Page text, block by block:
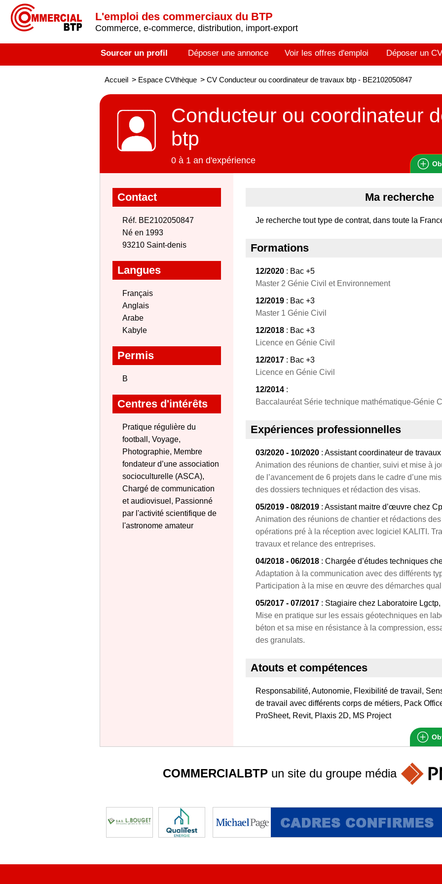
L'emploi des commerciaux du BTP
Commerce, e-commerce, distribution, import-export
Sourcer un profil Déposer une annonce Voir les offres d'emploi Déposer un CV
Accueil > Espace CVthèque > CV Conducteur ou coordinateur de travaux btp - BE2102050847
Conducteur ou coordinateur
btp
0 à 1 an d'expérience
Contact
Réf. BE2102050847
Né en 1993
93210 Saint-denis
Langues
Français
Anglais
Arabe
Kabyle
Permis
B
Centres d'intérêts
Pratique régulière du
football, Voyage,
Photographie, Membre
fondateur d’une association
socioculturelle (ASCA),
Chargé de communication
et audiovisuel, Passionné
par l'activité scientifique de
l'astronome amateur
Ma recherche
Je recherche tout type de contrat, dans toute la
Formations
12/2020 : Bac +5
Master 2 Génie Civil et Environnement
12/2019 : Bac +3
Master 1 Génie Civil
12/2018 : Bac +3
Licence en Génie Civil
12/2017 : Bac +3
Licence en Génie Civil
12/2014 :
Baccalauréat Série technique mathématique-Génie
Expériences professionnelles
03/2020 - 10/2020 : Assistant coordinateur de
Animation des réunions de chantier, suivi et mise à
de l’avancement de 6 projets dans le cadre d’une
des dossiers techniques et rédaction des visas.
05/2019 - 08/2019 : Assistant maitre d’œuvre chez
Animation des réunions de chantier et rédactions
opérations pré à la réception avec logiciel KALITI.
travaux et relance des entreprises.
04/2018 - 06/2018 : Chargée d’études techniques
Adaptation à la communication avec des différents
Participation à la mise en œuvre des démarches
05/2017 - 07/2017 : Stagiaire chez Laboratoire
Mise en pratique sur les essais géotechniques en
béton et sa mise en résistance à la compression,
des granulats.
Atouts et compétences
Responsabilité, Autonomie, Flexibilité de travail,
de travail avec différents corps de métiers, Pack
ProSheet, Revit, Plaxis 2D, MS Project
COMMERCIALBTP un site du groupe média